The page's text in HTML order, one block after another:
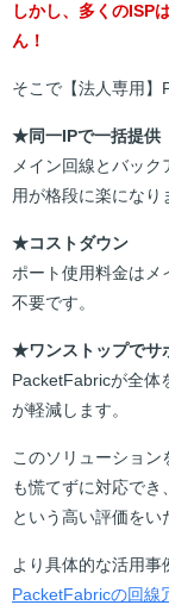
しかし、多くのISP
ん！
そこで【法人専用】
★同一IPで一括提供
メイン回線とバッ
用が格段に楽になり
★コストダウン
ポート使用料金はメ
不要です。
★ワンストップでサ
PacketFabricが全体
が軽減します。
このソリューショ
も慌てずに対応でき
という高い評価をい
より具体的な活用
PacketFabricの回線